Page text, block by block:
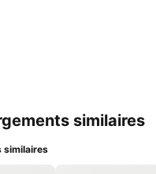
similaires
similaires